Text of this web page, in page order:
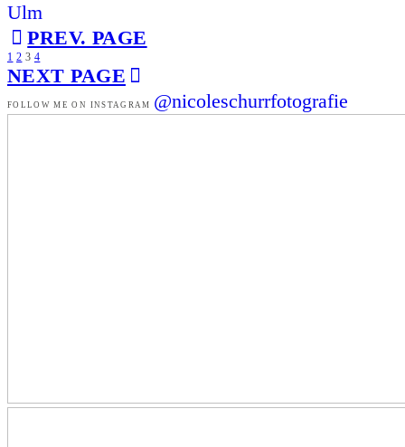
Ulm
PREV. PAGE
1 2 3 4
NEXT PAGE
FOLLOW ME ON INSTAGRAM @nicoleschurrfotografie